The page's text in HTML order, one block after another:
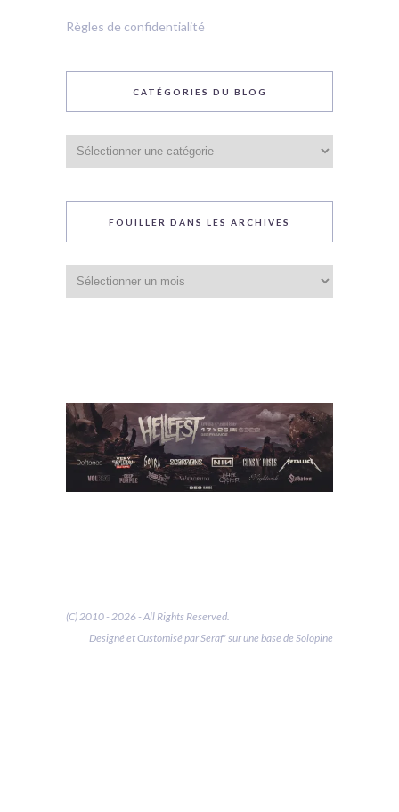
Règles de confidentialité
CATÉGORIES DU BLOG
du
blog
FOUILLER DANS LES ARCHIVES
dans
les
(C) 2010 - 2026 - All Rights Reserved.
Designé et Customisé par Seraf' sur une base de Solopine